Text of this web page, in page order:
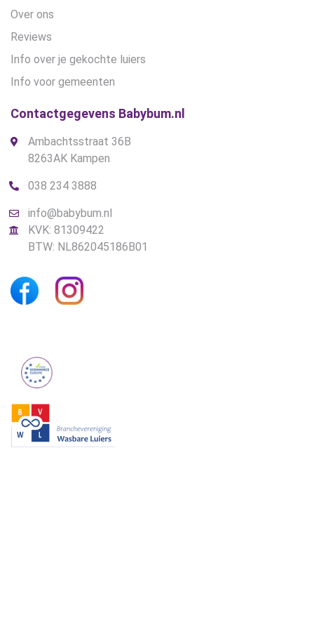
Over ons
Reviews
Info over je gekochte luiers
Info voor gemeenten
Contactgegevens Babybum.nl
Ambachtsstraat 36B
8263AK Kampen
038 234 3888
info@babybum.nl
KVK: 81309422
BTW: NL862045186B01